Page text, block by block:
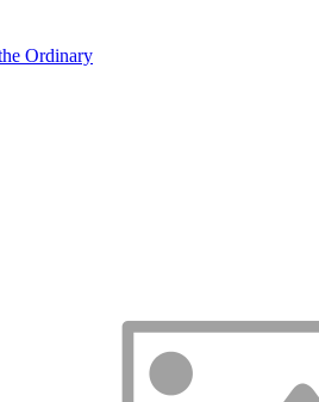
Ordinary